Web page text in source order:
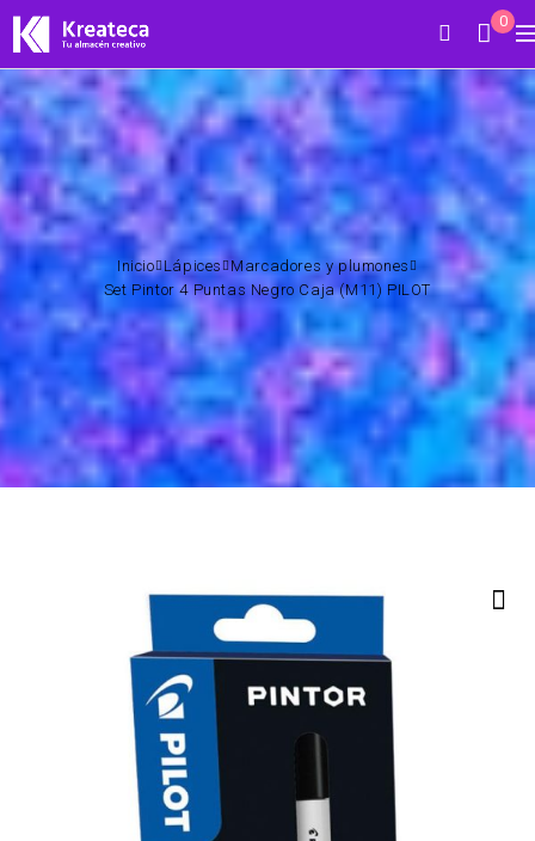
0
Inicio Lápices
Marcadores y plumones
Set Pintor 4 Puntas Negro Caja (M11) PILOT